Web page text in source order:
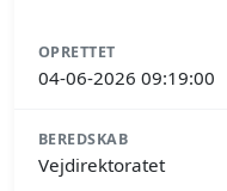
OPRETTET
04-06-2026 09:19:00
BEREDSKAB
Vejdirektoratet